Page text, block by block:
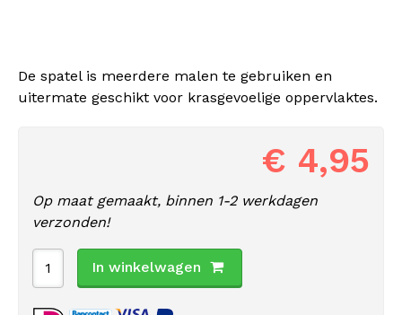
De spatel is meerdere malen te gebruiken en
uitermate geschikt voor krasgevoelige oppervlaktes.
€ 4,95
Op maat gemaakt, binnen 1-2 werkdagen
verzonden!
In winkelwagen